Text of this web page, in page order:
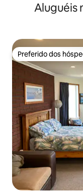
Aluguéis
Preferido dos
Preferido dos